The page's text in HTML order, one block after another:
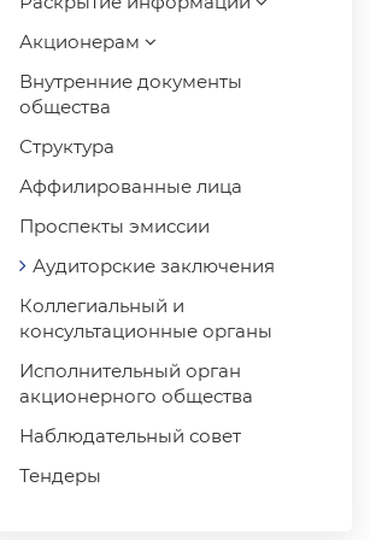
Акционерам
Внутренние документы
общества
Структура
Аффилированные лица
Проспекты эмиссии
Аудиторские заключения
Коллегиальный и
консультационные органы
Исполнительный орган
акционерного общества
Наблюдательный совет
Тендеры